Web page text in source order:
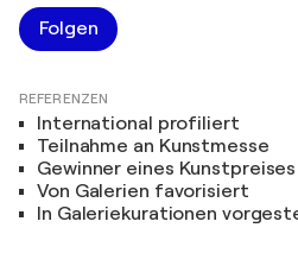
Folgen
REFERENZEN
International profiliert
Teilnahme an Kunstmesse
Gewinner eines Kunstpreises
Von Galerien favorisiert
In Galeriekurationen